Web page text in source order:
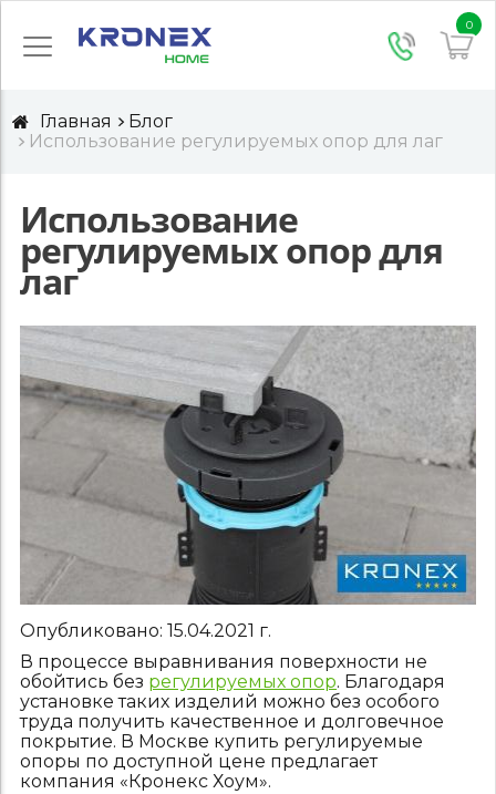
0
Главная
Блог
Использование регулируемых опор для лаг
Использование
регулируемых опор для
лаг
Опубликовано:15.04.2021 г.
В процессе выравнивания поверхности не
обойтись без регулируемых опор. Благодаря
установке таких изделий можно без особого
труда получить качественное и долговечное
покрытие. В Москве купить регулируемые
опоры по доступной цене предлагает
компания «Кронекс Хоум».